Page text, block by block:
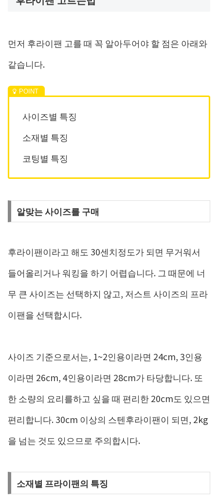
먼저 후라이팬 고를 때 꼭 알아두어야 할 점은 아래와
같습니다.
사이즈별 특징
소재별 특징
코팅별 특징
알맞는 사이즈를 구매
후라이팬이라고 해도 30센치정도가 되면 무거워서
들어올리거나 워킹을 하기 어렵습니다. 그 때문에 너
무 큰 사이즈는 선택하지 않고, 저스트 사이즈의 프라
이팬을 선택합시다.
사이즈 기준으로서는, 1~2인용이라면 24cm, 3인용
이라면 26cm, 4인용이라면 28cm가 타당합니다. 또
한 소량의 요리를하고 싶을 때 편리한 20cm도 있으면
편리합니다. 30cm 이상의 스텐후라이팬이 되면, 2kg
을 넘는 것도 있으므로 주의합시다.
소재별 프라이팬의 특징